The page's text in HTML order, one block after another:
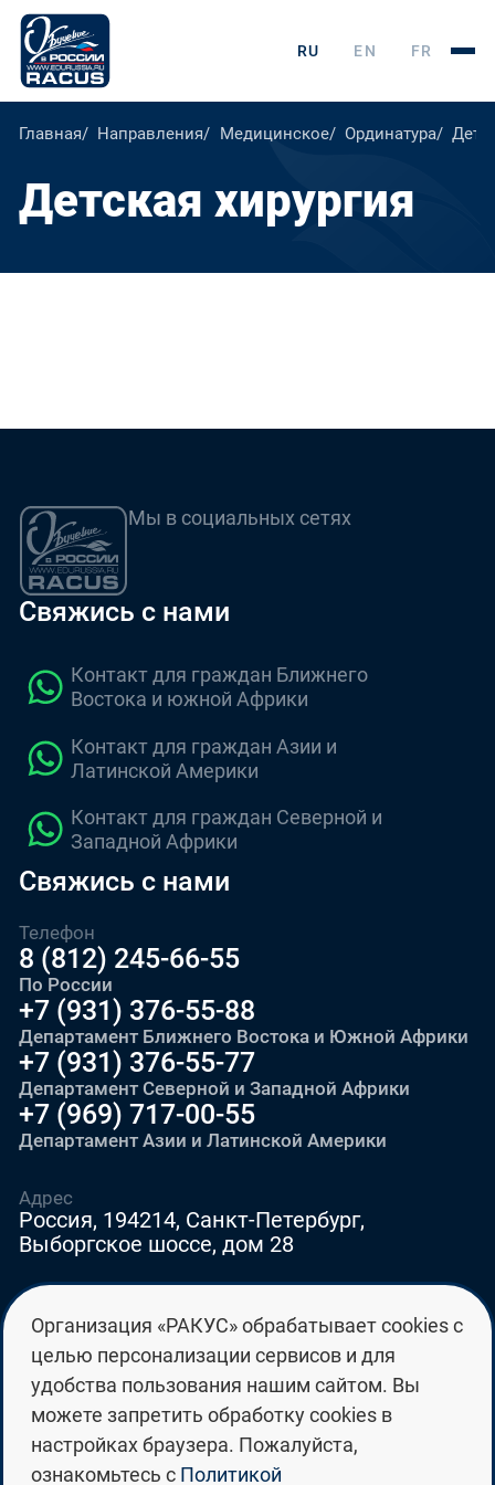
RU EN FR
Главная Направления Медицинское Ординатура
Детская хирургия
Мы в социальных сетях
Свяжись с нами
Контакт для граждан Ближнего
Востока и южной Африки
Контакт для граждан Азии и
Латинской Америки
Контакт для граждан Северной и
Западной Африки
Свяжись с нами
Телефон
8 (812) 245-66-55
По России
+7 (931) 376-55-88
Департамент Ближнего Востока и Южной Африки
+7 (931) 376-55-77
Департамент Северной и Западной Африки
+7 (969) 717-00-55
Департамент Азии и Латинской Америки
E-mail
education@edurussia.org
edurussia@racus.ru
Адрес
Россия, 194214, Санкт-Петербург,
Выборгское шоссе, дом 28
Организация «РАКУС» обрабатывает cookies с
целью персонализации сервисов и для
удобства пользования нашим сайтом. Вы
можете запретить обработку cookies в
настройках браузера. Пожалуйста,
ознакомьтесь с Политикой